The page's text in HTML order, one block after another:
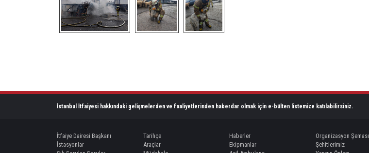
İstanbul İtfaiyesi hakkındaki gelişmelerden ve faaliyetlerinden haberdar olmak için e-bülten listemize katılabilirsiniz.
İtfaiye Dairesi Başkanı Tarihçe Haberler Organizasyon Şeması
İstasyonlar
Araçlar Ekipmanlar Şehitlerimiz